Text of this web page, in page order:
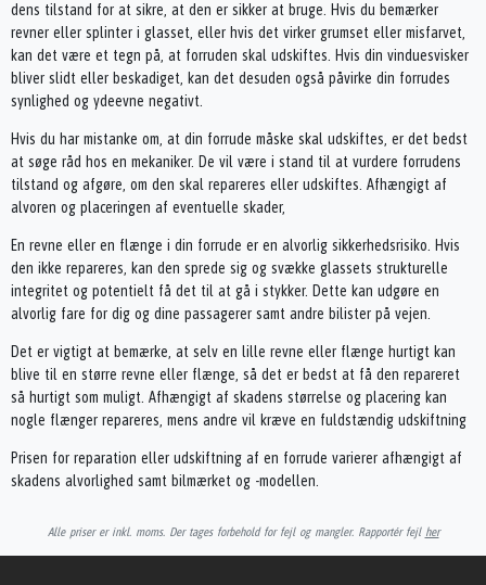
dens tilstand for at sikre, at den er sikker at bruge. Hvis du bemærker
revner eller splinter i glasset, eller hvis det virker grumset eller misfarvet,
kan det være et tegn på, at forruden skal udskiftes. Hvis din vinduesvisker
bliver slidt eller beskadiget, kan det desuden også påvirke din forrudes
synlighed og ydeevne negativt.
Hvis du har mistanke om, at din forrude måske skal udskiftes, er det bedst
at søge råd hos en mekaniker. De vil være i stand til at vurdere forrudens
tilstand og afgøre, om den skal repareres eller udskiftes. Afhængigt af
alvoren og placeringen af eventuelle skader,
En revne eller en flænge i din forrude er en alvorlig sikkerhedsrisiko. Hvis
den ikke repareres, kan den sprede sig og svække glassets strukturelle
integritet og potentielt få det til at gå i stykker. Dette kan udgøre en
alvorlig fare for dig og dine passagerer samt andre bilister på vejen.
Det er vigtigt at bemærke, at selv en lille revne eller flænge hurtigt kan
blive til en større revne eller flænge, så det er bedst at få den repareret
så hurtigt som muligt. Afhængigt af skadens størrelse og placering kan
nogle flænger repareres, mens andre vil kræve en fuldstændig udskiftning
Prisen for reparation eller udskiftning af en forrude varierer afhængigt af
skadens alvorlighed samt bilmærket og -modellen.
Alle priser er inkl. moms. Der tages forbehold for fejl og mangler. Rapportér fejl her